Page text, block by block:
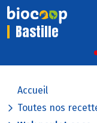
Bastille
Accueil
Toutes nos